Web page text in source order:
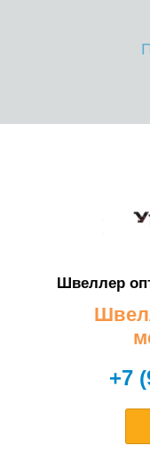
Е
Швеллер
+7
Е